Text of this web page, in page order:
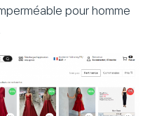
pour homme